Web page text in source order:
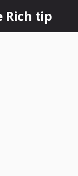
Rich tip